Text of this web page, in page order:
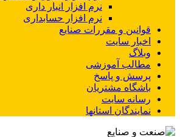
نرم افزار انبار داری
نرم افزار حسابداری
قوانین و مقررات صنایع
اخبار سایت
وبلاگ
مطالب آموزشی
پرسش و پاسخ
باشگاه مشتریان
رسانه سایت
نمایندگان استانها